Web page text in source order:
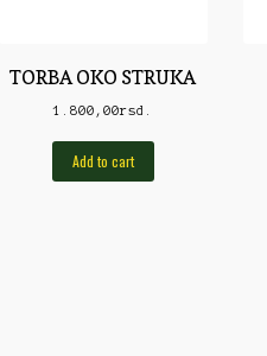
TORBA OKO STRUKA
1.800,00rsd.
Add to cart